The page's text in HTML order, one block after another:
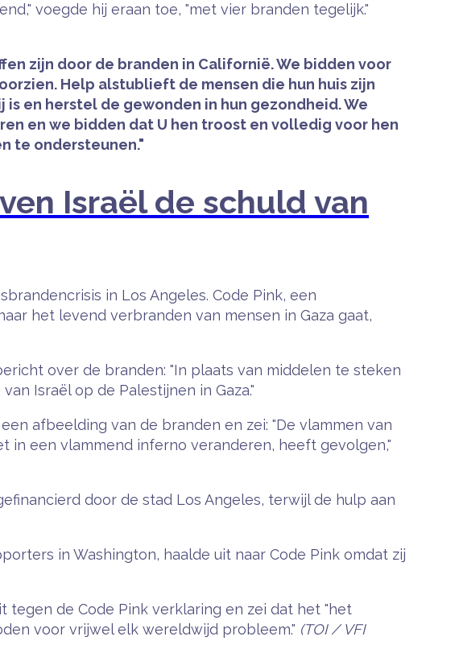
voegde hij eraan toe, "met vier branden tegelijk."
zijn door de branden in Californië. We bidden voor
Help alstublieft de mensen die hun huis zijn
en herstel de gewonden in hun gezondheid. We
en we bidden dat U hen troost en volledig voor hen
te ondersteunen."
Israël de schuld van
in Los Angeles. Code Pink, een
het levend verbranden van mensen in Gaza gaat,
over de branden: "In plaats van middelen te steken
Israël op de Palestijnen in Gaza."
afbeelding van de branden en zei: "De vlammen van
in een vlammend inferno veranderen, heeft gevolgen,"
door de stad Los Angeles, terwijl de hulp aan
in Washington, haalde uit naar Code Pink omdat zij
tegen de Code Pink verklaring en zei dat het "het
voor vrijwel elk wereldwijd probleem." (TOI / VFI